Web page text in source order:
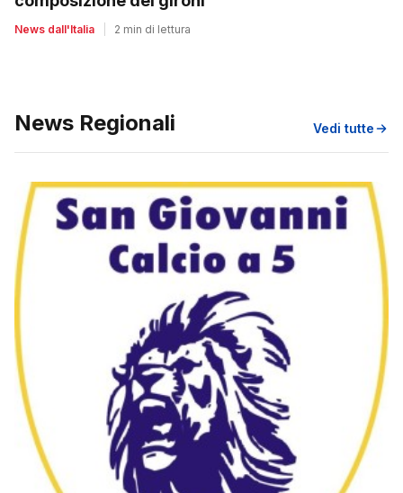
News dall'Italia 2 min di lettura
News Regionali Vedi tutte